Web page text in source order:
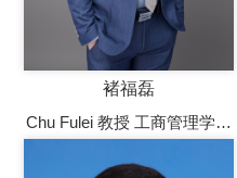
褚福磊
Chu Fulei 教授 工商管理学院